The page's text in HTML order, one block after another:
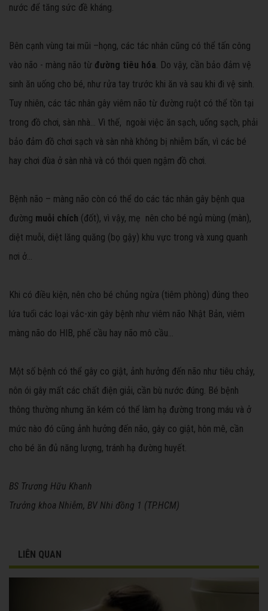
nước để tăng sức đề kháng.
Bên cạnh vùng tai mũi –họng, các tác nhân cũng có thể tấn công
vào não - màng não từ đường tiêu hóa. Do vậy, cần bảo đảm vệ
sinh ăn uống cho bé, như rửa tay trước khi ăn và sau khi đi vệ sinh.
Tuy nhiên, các tác nhân gây viêm não từ đường ruột có thể tồn tại
trong đồ chơi, sàn nhà... Vì thế, ngoài việc ăn sạch, uống sạch, phải
bảo đảm đồ chơi sạch và sàn nhà không bị nhiễm bẩn, vì các bé
hay chơi đùa ở sàn nhà và có thói quen ngậm đồ chơi.
Bệnh não – màng não còn có thể do các tác nhân gây bệnh qua
đường muỗi chích (đốt), vì vậy, mẹ nên cho bé ngủ mùng (màn),
diệt muỗi, diệt lăng quăng (bọ gậy) khu vực trong và xung quanh
nơi ở...
Khi có điều kiện, nên cho bé chủng ngừa (tiêm phòng) đúng theo
lứa tuổi các loại vắc-xin gây bệnh như viêm não Nhật Bản, viêm
màng não do HIB, phế cầu hay não mô cầu...
Một số bệnh có thể gây co giật, ảnh hưởng đến não như tiêu chảy,
nôn ói gây mất các chất điện giải, cần bù nước đúng. Bé bệnh
thông thường nhưng ăn kém có thể làm hạ đường trong máu và ở
mức nào đó cũng ảnh hưởng đến não, gây co giật, hôn mê, cần
cho bé ăn đủ năng lượng, tránh hạ đường huyết.
BS Trương Hữu Khanh
Trưởng khoa Nhiễm, BV Nhi đồng 1 (TP.HCM)
LIÊN QUAN